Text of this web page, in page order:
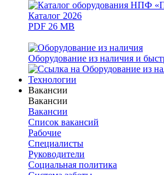
Каталог 2026
PDF 26 MB
Оборудование из наличия и
Технологии
Вакансии
Вакансии
Вакансии
Список вакансий
Рабочие
Специалисты
Руководители
Cоциальная политика